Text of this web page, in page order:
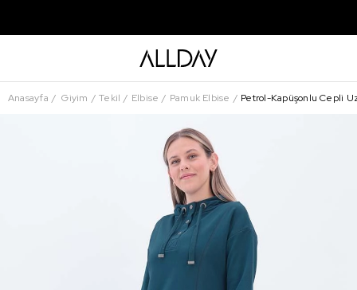
Anasayfa Giyim Tekil Elbise Pamuk Elbise Petrol-Kapüşonlu Cepli